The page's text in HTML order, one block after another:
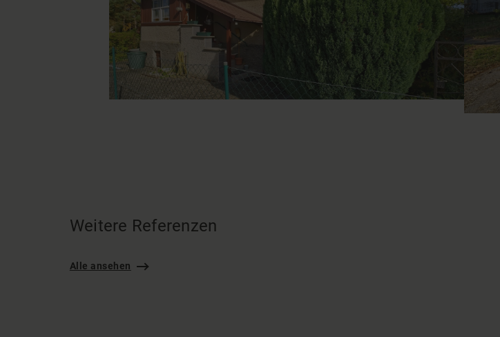
Weitere Referenzen
Alle ansehen